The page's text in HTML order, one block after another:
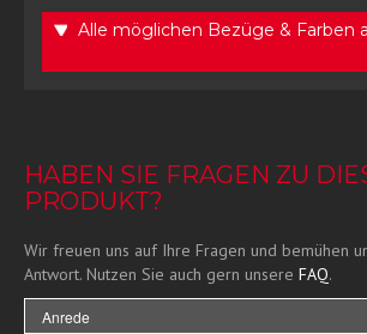
Alle möglichen Bezüge & Farben
HABEN SIE FRAGEN ZU
PRODUKT?
Wir freuen uns auf Ihre Fragen und bemühen
Antwort. Nutzen Sie auch gern unsere FAQ.